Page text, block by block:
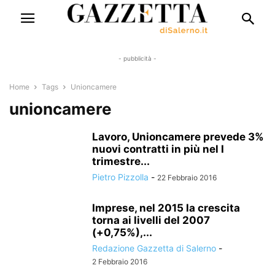
- pubblicità -
Home Tags Unioncamere
unioncamere
Lavoro, Unioncamere prevede 3%
nuovi contratti in più nel I
trimestre...
Pietro Pizzolla - 22 Febbraio 2016
Imprese, nel 2015 la crescita
torna ai livelli del 2007
(+0,75%),...
Redazione Gazzetta di Salerno -
2 Febbraio 2016